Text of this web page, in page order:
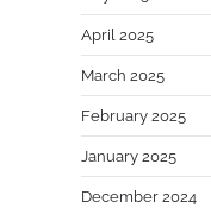
April 2025
March 2025
February 2025
January 2025
December 2024